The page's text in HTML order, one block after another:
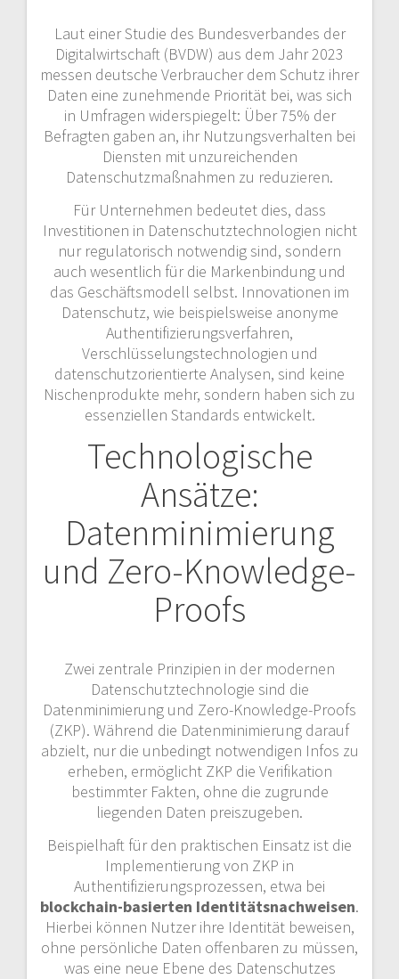
Laut einer Studie des Bundesverbandes der
Digitalwirtschaft (BVDW) aus dem Jahr 2023
messen deutsche Verbraucher dem Schutz ihrer
Daten eine zunehmende Priorität bei, was sich
in Umfragen widerspiegelt: Über 75% der
Befragten gaben an, ihr Nutzungsverhalten bei
Diensten mit unzureichenden
Datenschutzmaßnahmen zu reduzieren.
Für Unternehmen bedeutet dies, dass
Investitionen in Datenschutztechnologien nicht
nur regulatorisch notwendig sind, sondern
auch wesentlich für die Markenbindung und
das Geschäftsmodell selbst. Innovationen im
Datenschutz, wie beispielsweise anonyme
Authentifizierungsverfahren,
Verschlüsselungstechnologien und
datenschutzorientierte Analysen, sind keine
Nischenprodukte mehr, sondern haben sich zu
essenziellen Standards entwickelt.
Technologische
Ansätze:
Datenminimierung
und Zero-Knowledge-
Proofs
Zwei zentrale Prinzipien in der modernen
Datenschutztechnologie sind die
Datenminimierung und Zero-Knowledge-Proofs
(ZKP). Während die Datenminimierung darauf
abzielt, nur die unbedingt notwendigen Infos zu
erheben, ermöglicht ZKP die Verifikation
bestimmter Fakten, ohne die zugrunde
liegenden Daten preiszugeben.
Beispielhaft für den praktischen Einsatz ist die
Implementierung von ZKP in
Authentifizierungsprozessen, etwa bei
blockchain-basierten Identitätsnachweisen.
Hierbei können Nutzer ihre Identität beweisen,
ohne persönliche Daten offenbaren zu müssen,
was eine neue Ebene des Datenschutzes